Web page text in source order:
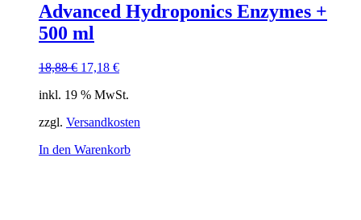
Advanced Hydroponics Enzymes +
500 ml
18,88€ Ursprünglicher
war:
17,18 €Aktueller
ist:
inkl. 19 % MwSt.
zzgl. Versandkosten
In den Warenkorb